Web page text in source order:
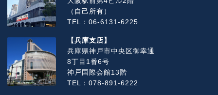
（自己所有）
TEL：06-6131-6225
【兵庫支店】
兵庫県神戸市中央区御幸通
8丁目1番6号
神戸国際会館13階
TEL：078-891-6222